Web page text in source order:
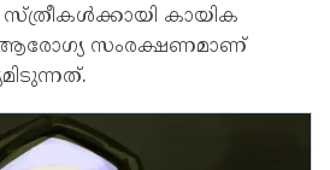
സ്ത്രീകൾക്കായി കായിക
ആരോഗ്യ സംരക്ഷണമാണ്